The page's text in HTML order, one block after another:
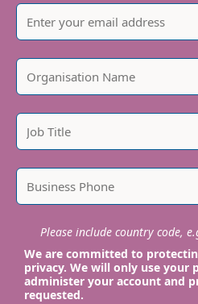
Please include country code,
We are committed to
privacy. We will only use your
administer your account and
requested.